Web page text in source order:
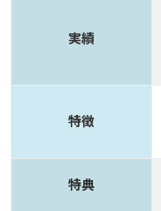
実績
特徴
特典